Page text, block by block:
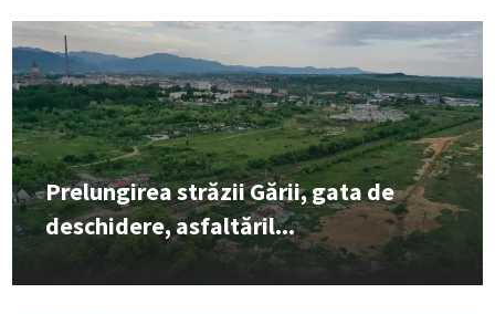
Prelungirea străzii Gării, gata de
deschidere, asfaltăril...